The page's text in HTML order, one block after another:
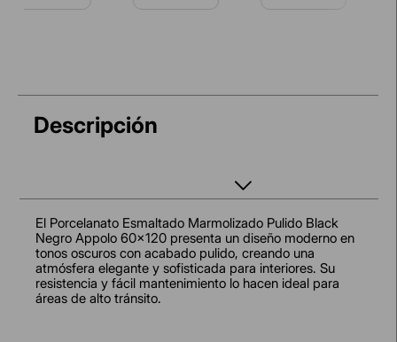
Descripción
El Porcelanato Esmaltado Marmolizado Pulido Black
Negro Appolo 60x120 presenta un diseño moderno en
tonos oscuros con acabado pulido, creando una
atmósfera elegante y sofisticada para interiores. Su
resistencia y fácil mantenimiento lo hacen ideal para
áreas de alto tránsito.